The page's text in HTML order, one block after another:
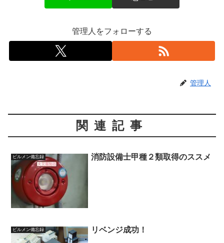
管理人をフォローする
管理人
関連記事
ビルメン備忘録 消防設備士甲種２類取得のススメ
ビルメン備忘録 リベンジ成功！